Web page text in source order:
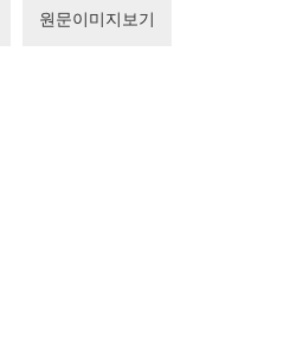
원문이미지보기